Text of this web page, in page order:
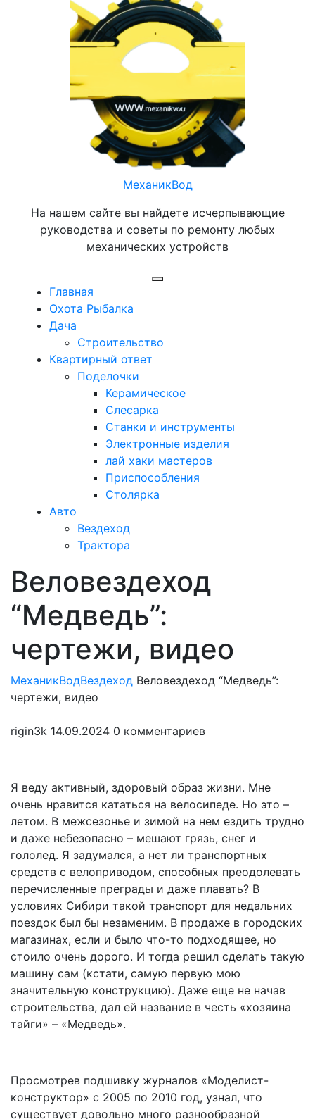
содержимому
МеханикВод
На нашем сайте вы найдете исчерпывающие
руководства и советы по ремонту любых
механических устройств
Главная
Охота Рыбалка
Дача
Строительство
Квартирный ответ
Поделочки
Керамическое
Слесарка
Станки и инструменты
Электронные изделия
лай хаки мастеров
Приспособления
Столярка
Авто
Вездеход
Трактора
Закрыть
меню
Веловездеход
“Медведь”:
чертежи, видео
МеханикВодВездеход Веловездеход “Медведь”:
чертежи, видео
rigin3k 14.09.2024 0 комментариев
Я веду активный, здоровый образ жизни. Мне
очень нравится кататься на велосипеде. Но это –
летом. В межсезонье и зимой на нем ездить трудно
и даже небезопасно – мешают грязь, снег и
гололед. Я задумался, а нет ли транспортных
средств с велоприводом, способных преодолевать
перечисленные преграды и даже плавать? В
условиях Сибири такой транспорт для недальних
поездок был бы незаменим. В продаже в городских
магазинах, если и было что-то подходящее, но
стоило очень дорого. И тогда решил сделать такую
машину сам (кстати, самую первую мою
значительную конструкцию). Даже еще не начав
строительства, дал ей название в честь «хозяина
тайги» – «Медведь».
Просмотрев подшивку журналов «Моделист-
конструктор» с 2005 по 2010 год, узнал, что
существует довольно много разнообразной